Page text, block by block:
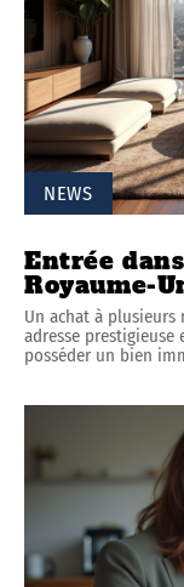
NEWS
Entrée
Royaume-
Un achat à
adresse
posséder un bien